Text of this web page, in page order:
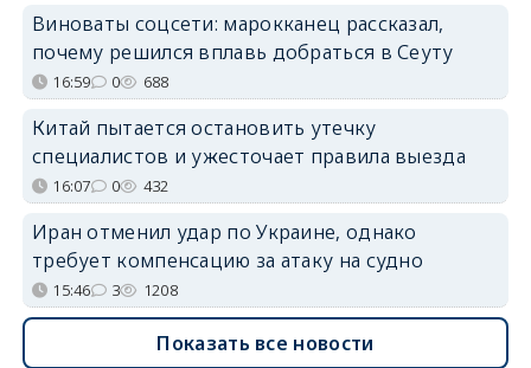
Виноваты соцсети: марокканец рассказал,
почему решился вплавь добраться в Сеуту
16:59 0 688
Китай пытается остановить утечку
специалистов и ужесточает правила выезда
16:07 0 432
Иран отменил удар по Украине, однако
требует компенсацию за атаку на судно
15:46 3 1208
Показать все новости